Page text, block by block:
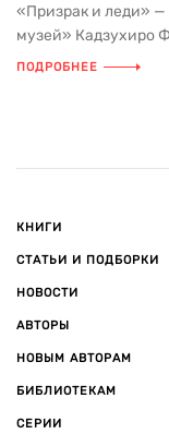
«Призрак и леди»
музей» Кадзухиро
ПОДРОБНЕЕ
КНИГИ
СТАТЬИ И ПОДБОРКИ
НОВОСТИ
АВТОРЫ
НОВЫМ АВТОРАМ
БИБЛИОТЕКАМ
СЕРИИ